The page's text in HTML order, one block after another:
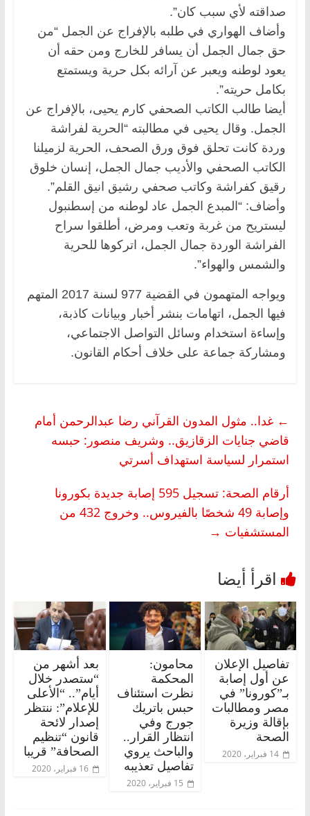
صداقته لأي سبب كان”.
وأضاف الهواري في طلبه بالإفراج عن الجمل “من
حق جمال الجمل أن يسافر للخارج ومن حقه أن
يعود لوطنه ويعبر عن آرائه بكل حرية ويستمتع
بكامل حريته”.
أيضا طالب الكاتب الصحفي كارم يحيى، بالإفراج عن
الجمل. وقال يحيى في مطالبته “الحرية لفراشة
وردة كانت تحلق فوق ورق الصحف، الحرية لزميلنا
الكاتب الصحفي والأديب جمال الجمل، إنسان خلوق
رقيق كفراشة وكاتب صحفي رشيق انيق القلم”.
وأضاف: “المبدع الجمل عاد لوطنه من إسطنبول
ليستريح من غربة وتعب ومرض، أطلقوا سراح
الفراشة الوردة جمال الجمل، اتركوها للحرية
والشمس والهواء”.
ويواجه المتهمون في القضية 977 لسنة 2017 المتهم
فيها الجمل، اتهامات بنشر أخبار وبيانات كاذبة،
وإساءة استخدام وسائل التواصل الاجتماعي،
ومشاركة جماعة على خلاف أحكام القانون.
← غدا.. مثول المدون القرآني رضا عبدالرحمن أمام
قاضي جنايات الزقازيق.. وشريف منصور: حبسه
استمرار لسياسة استهداف أسرتي
أرقام الصحة: تسجيل 595 إصابة جديدة بكورونا
وإصابة 49 شخصًا بالفيروس.. وخروج 432 من
المستشفيات →
تفاصيل الإعلان
عن أول إصابة
بـ”كورونا” في
مصر ومطالبات
بإقالة وزيرة
الصحة
14 فبراير، 2020
محامون:
المحكمة
نظرت استئناف
حبس باتريك
جورج وفي
انتظار القرار..
والباحث يروي
تفاصيل تعذيبه
15 فبراير، 2020
بعد أشهر من
“ستصدر خلال
أيام”.. “الأعلى
للإعلام”: ننتظر
إصدار لائحة
قانون “تنظيم
الصحافة” قريبا
16 فبراير، 2020